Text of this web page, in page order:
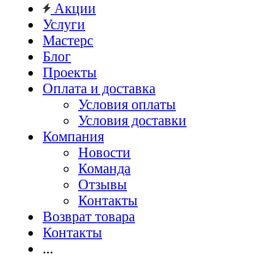
Акции
Услуги
Мастерс
Блог
Проекты
Оплата и доставка
Условия оплаты
Условия доставки
Компания
Новости
Команда
Отзывы
Контакты
Возврат товара
Контакты
...